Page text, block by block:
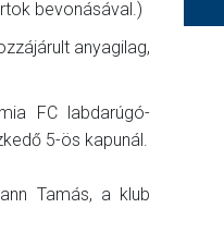
bevonásával.)
anyagilag,
FC labdarúgó-
5-ös kapunál.
Tamás, a klub